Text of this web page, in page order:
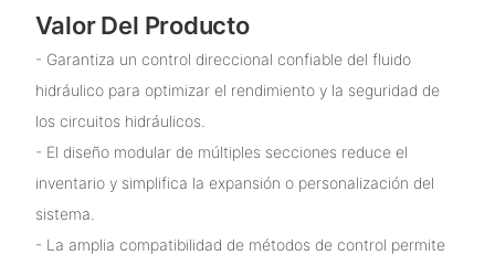
Valor Del Producto
- Garantiza un control direccional confiable del fluido
hidráulico para optimizar el rendimiento y la seguridad de
los circuitos hidráulicos.
- El diseño modular de múltiples secciones reduce el
inventario y simplifica la expansión o personalización del
sistema.
- La amplia compatibilidad de métodos de control permite